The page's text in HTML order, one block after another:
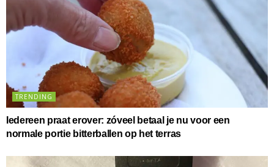
TRENDING
Iedereen praat erover: zóveel betaal je nu voor een
normale portie bitterballen op het terras